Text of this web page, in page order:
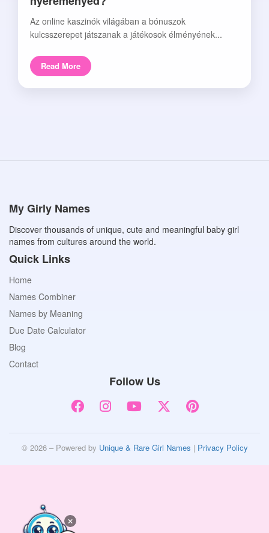
Az online kaszinók világában a bónuszok
kulcsszerepet játszanak a játékosok élményének...
Read More
My Girly Names
Discover thousands of unique, cute and meaningful baby girl
names from cultures around the world.
Quick Links
Home
Names Combiner
Names by Meaning
Due Date Calculator
Blog
Contact
Follow Us
© 2026 – Powered by Unique & Rare Girl Names | Privacy Policy